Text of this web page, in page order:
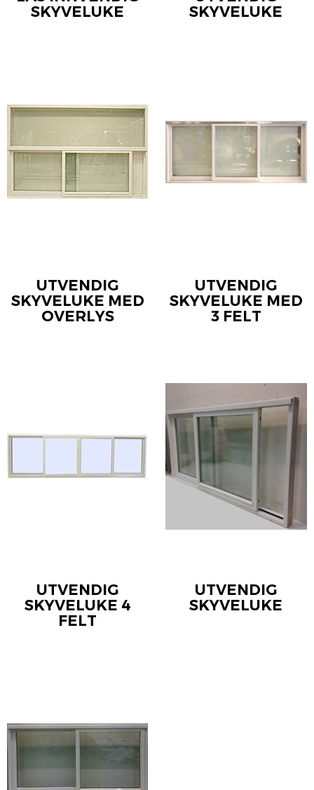
SKYVELUKE
SKYVELUKE
UTVENDIG
SKYVELUKE MED
OVERLYS
UTVENDIG
SKYVELUKE MED
3 FELT
UTVENDIG
SKYVELUKE 4
FELT
UTVENDIG
SKYVELUKE